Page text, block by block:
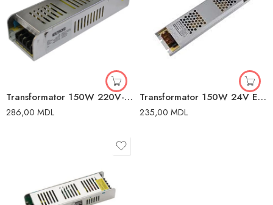
Transformator 150W 220V-240V 220V-240V 220V-240V Elmos
286,00 MDL
Transformator 150W 24V Elmos
235,00 MDL